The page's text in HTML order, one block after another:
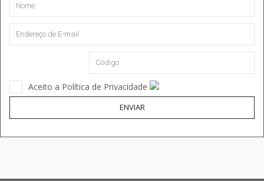
Aceito a Política de Privacidade
ENVIAR